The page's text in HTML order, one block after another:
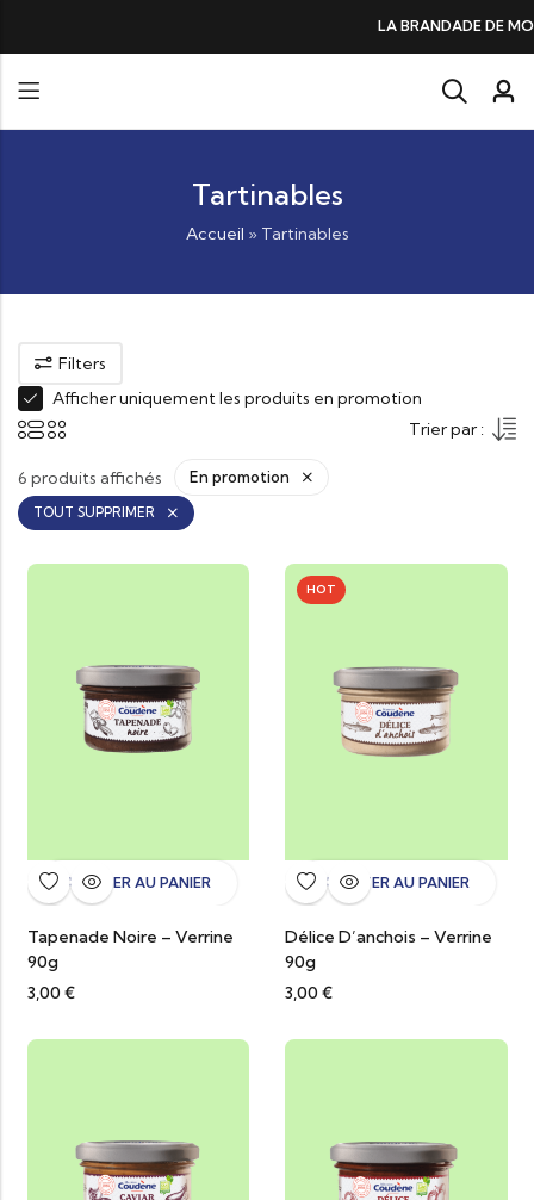
DE MORUE PRÉFÉRÉE DES GOURMANDS, N°1 DANS LES CŒURS ET
Tartinables
Accueil » Tartinables
Filters
Afficher uniquement les produits en promotion
Trier par :
6 produits affichés En promotion
TOUT SUPPRIMER
AJOUTER AU PANIER
Tapenade Noire – Verrine
90g
3,00 €
HOT
AJOUTER AU PANIER
Délice D’anchois – Verrine
90g
3,00 €